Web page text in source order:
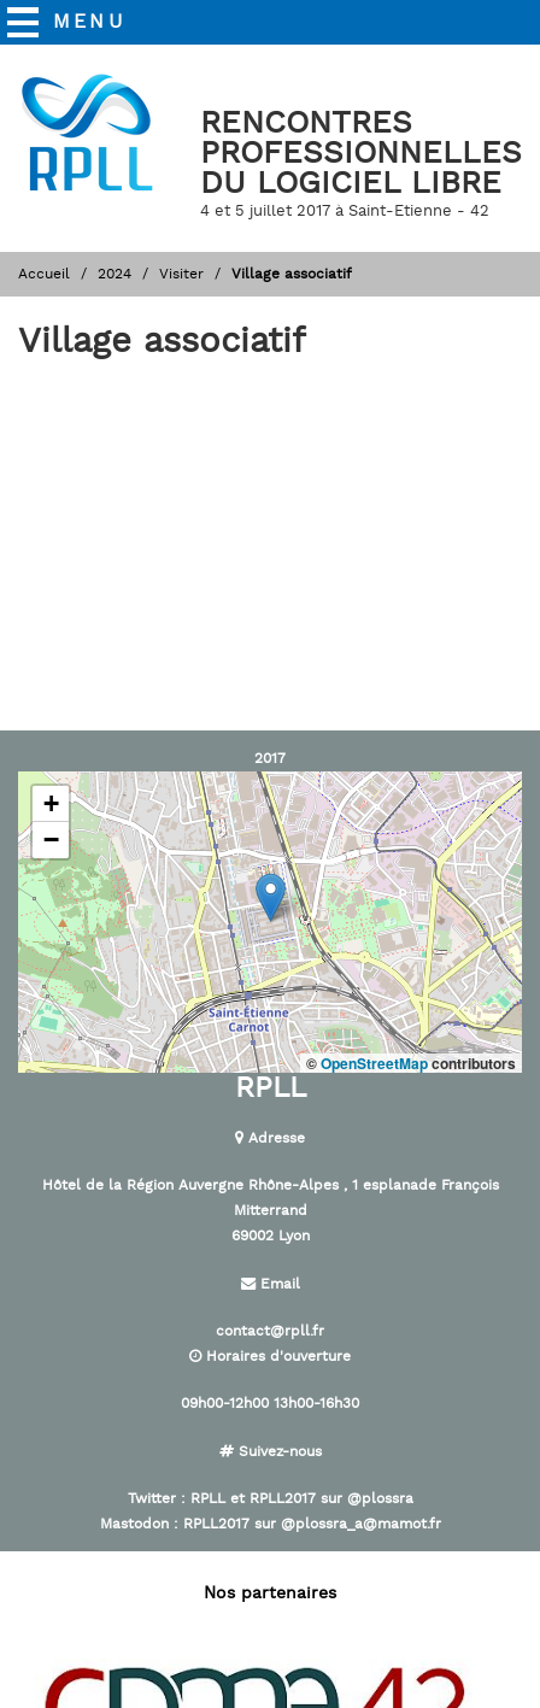
MENU
RENCONTRES
PROFESSIONNELLES
DU LOGICIEL LIBRE
4 et 5 juillet 2017 à Saint-Etienne - 42
Accueil 2024 Visiter Village associatif
Village associatif
2017
+
−
©OpenStreetMapcontributors
RPLL
Adresse
Hôtel de la Région Auvergne Rhône-Alpes , 1 esplanade François
Mitterrand
69002 Lyon
Email
contact@rpll.fr
Horaires d'ouverture
09h00-12h00 13h00-16h30
Suivez-nous
Twitter : RPLLet RPLL2017sur @plossra
Mastodon : RPLL2017sur @plossra_a@mamot.fr
Nos partenaires